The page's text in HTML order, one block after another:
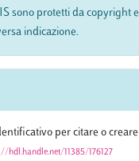
sono protetti da copyright
indicazione.
per citare o
hdl.handle.net/11385/176127